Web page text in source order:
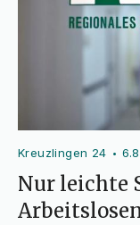
Kreuzlingen 24 •
Nur leichte